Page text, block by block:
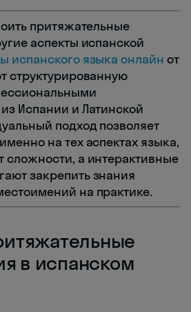
притяжательные
аспекты испанской
испанского языка онлайн от
структурированную
Испании и Латинской
подход позволяет
на тех аспектах языка,
сложности, а интерактивные
закрепить знания
на практике.
в испанском